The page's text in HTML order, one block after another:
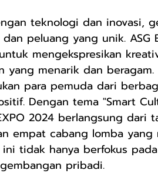
Athfal Sakinah
Al Azhar 55 Jatimakmur LAZ
teknologi dan inovasi,
peluang yang unik. ASG
mengekspresikan
yang menarik dan
para pemuda dari
Dengan tema "Smart
2024 berlangsung dari
empat cabang lomba
ini tidak hanya berfokus
pribadi.